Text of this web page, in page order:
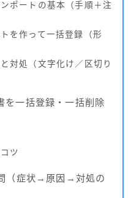
ポートの基本（手順＋注
を作って一括登録（形
対処（文字化け／区切り
を一括登録・一括削除
ツ
（症状→原因→対処の